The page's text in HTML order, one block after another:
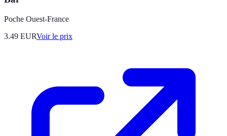
Poche Ouest-France
3.49 EURVoir le prix